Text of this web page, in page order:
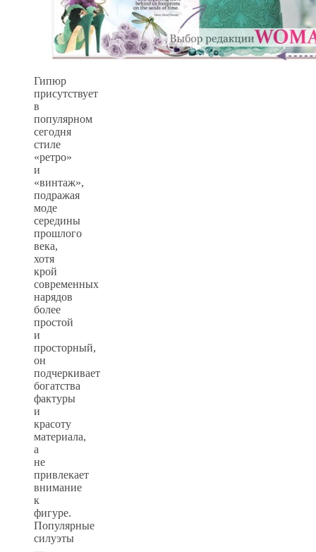
Гипюр
присутствует
в
популярном
сегодня
стиле
«ретро»
и
«винтаж»,
подражая
моде
середины
прошлого
века,
хотя
крой
современных
нарядов
более
простой
и
просторный,
он
подчеркивает
богатства
фактуры
и
красоту
материала,
а
не
привлекает
внимание
к
фигуре.
Популярные
силуэты